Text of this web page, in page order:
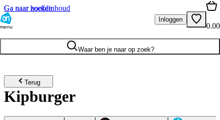
Ga naar hoofdinhoud
Ga naar zoeken
menu
Inloggen
0.00
Waar ben je naar op zoek?
Terug
Kipburger